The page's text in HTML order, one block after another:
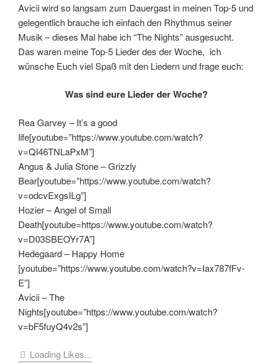
Avicii wird so langsam zum Dauergast in meinen Top-5 und
gelegentlich brauche ich einfach den Rhythmus seiner
Musik – dieses Mal habe ich “The Nights” ausgesucht.
Das waren meine Top-5 Lieder des der Woche, ich
wünsche Euch viel Spaß mit den Liedern und frage euch:
Was sind eure Lieder der Woche?
Rea Garvey – It’s a good
life[youtube=”https://www.youtube.com/watch?
v=QI46TNLaPxM”]
Angus & Julia Stone – Grizzly
Bear[youtube=”https://www.youtube.com/watch?
v=odcvExgsILg”]
Hozier – Angel of Small
Death[youtube=https://www.youtube.com/watch?
v=D03SBEOYr7A”]
Hedegaard – Happy Home
[youtube=”https://www.youtube.com/watch?v=Iax787fFv-
E”]
Avicii – The
Nights[youtube=”https://www.youtube.com/watch?
v=bF5fuyQ4v2s”]
Loading Likes...